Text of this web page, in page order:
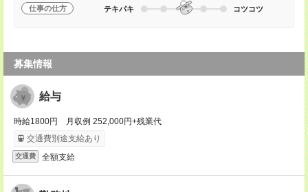
仕事の仕方 テキパキ コツコツ
募集情報
給与
時給1800円 月収例 252,000円+残業代
交通費別途支給あり
交通費 全額支給